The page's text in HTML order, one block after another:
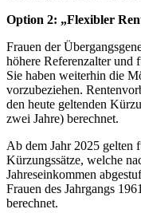
Option 2: „Flexibler
Frauen der
höhere Referenzalter und
Sie haben weiterhin die
vorzubeziehen.
den heute geltenden
zwei Jahre) berechnet.
Ab dem Jahr 2025 gelten
Kürzungssätze, welche
Jahreseinkommen
Frauen des Jahrgangs
berechnet.